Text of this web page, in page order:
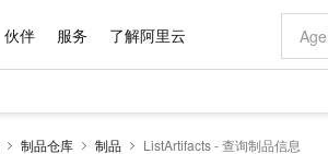
伙伴 服务 了解阿里云
制品仓库 制品 ListArtifacts - 查询制品信息
AI 特惠
价格计算器
数据与 API
成为产品伙伴
企业增值服务
最佳实践